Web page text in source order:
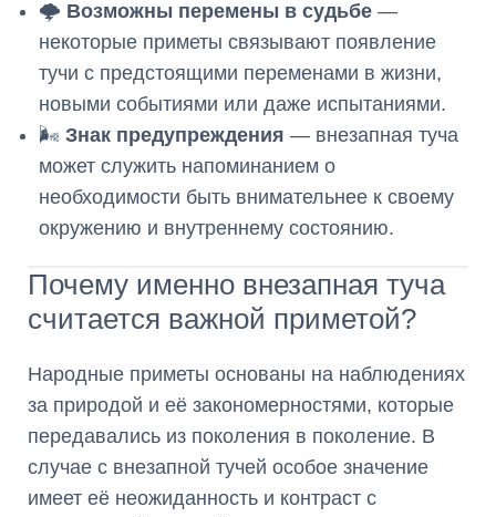
🌩️ Возможны перемены в судьбе —
некоторые приметы связывают появление
тучи с предстоящими переменами в жизни,
новыми событиями или даже испытаниями.
🌬️ Знак предупреждения — внезапная туча
может служить напоминанием о
необходимости быть внимательнее к своему
окружению и внутреннему состоянию.
Почему именно внезапная туча
считается важной приметой?
Народные приметы основаны на наблюдениях
за природой и её закономерностями, которые
передавались из поколения в поколение. В
случае с внезапной тучей особое значение
имеет её неожиданность и контраст с